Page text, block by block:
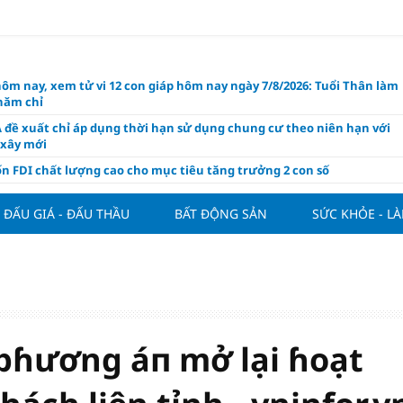
nay, xem tử vi 12 con giáp hôm nay ngày 7/8/2026: Tuổi Thân làm
chỉ
đề xuất chỉ áp dụng thời hạn sử dụng chung cư theo niên hạn với
mới
FDI chất lượng cao cho mục tiêu tăng trưởng 2 con số
nào để Việt Nam hiện thực hóa mục tiêu tăng trưởng 10%?
cứu tính tiền gửi Kho bạc vào nguồn vốn huy động của ngân hàng
của Hoàng Hên
đưa kim cương vào ngành nghề kinh doanh có điều kiện như vàng
ĐẤU GIÁ - ĐẤU THẦU BẤT ĐỘNG SẢN SỨC KHỎE -
áп mở lại ɦoạt